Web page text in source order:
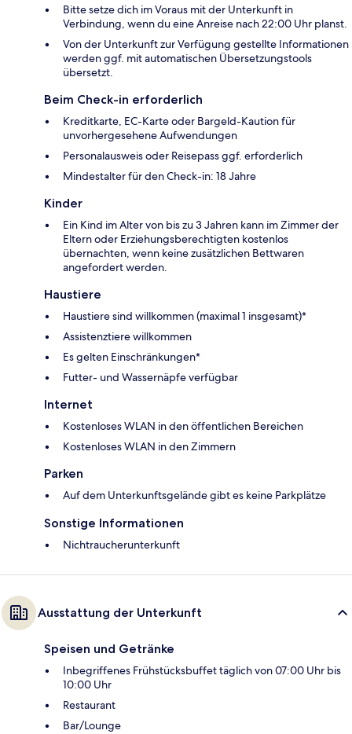
Bitte setze dich im Voraus mit der Unterkunft in
Verbindung, wenn du eine Anreise nach 22:00 Uhr planst.
Von der Unterkunft zur Verfügung gestellte Informationen
werden ggf. mit automatischen Übersetzungstools
übersetzt.
Beim Check-in erforderlich
Kreditkarte, EC-Karte oder Bargeld-Kaution für
unvorhergesehene Aufwendungen
Personalausweis oder Reisepass ggf. erforderlich
Mindestalter für den Check-in: 18 Jahre
Kinder
Ein Kind im Alter von bis zu 3 Jahren kann im Zimmer der
Eltern oder Erziehungsberechtigten kostenlos
übernachten, wenn keine zusätzlichen Bettwaren
angefordert werden.
Haustiere
Haustiere sind willkommen (maximal 1 insgesamt)*
Assistenztiere willkommen
Es gelten Einschränkungen*
Futter- und Wassernäpfe verfügbar
Internet
Kostenloses WLAN in den öffentlichen Bereichen
Kostenloses WLAN in den Zimmern
Parken
Auf dem Unterkunftsgelände gibt es keine Parkplätze
Sonstige Informationen
Nichtraucherunterkunft
Ausstattung der Unterkunft
Speisen und Getränke
Inbegriffenes Frühstücksbuffet täglich von 07:00 Uhr bis
10:00 Uhr
Restaurant
Bar/Lounge